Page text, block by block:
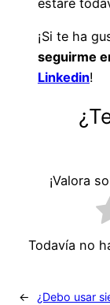
¡Si te ha
seguirme
Linkedin!
¡Valora
Todavía no
←
¿Debo usar